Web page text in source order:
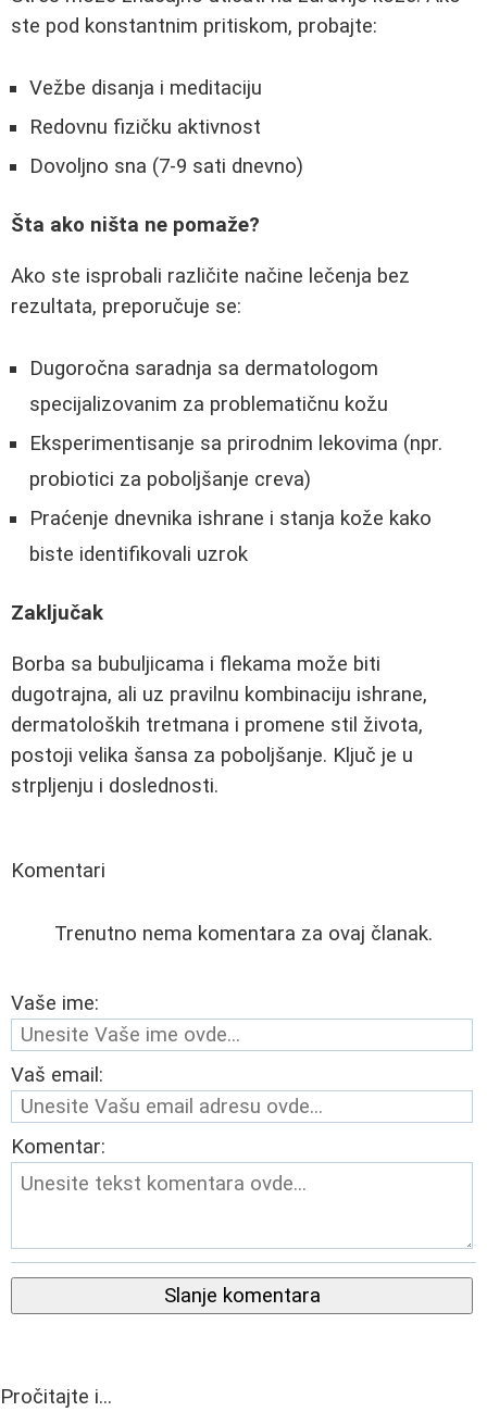
ste pod konstantnim pritiskom, probajte:
Vežbe disanja i meditaciju
Redovnu fizičku aktivnost
Dovoljno sna (7-9 sati dnevno)
Šta ako ništa ne pomaže?
Ako ste isprobali različite načine lečenja bez
rezultata, preporučuje se:
Dugoročna saradnja sa dermatologom
specijalizovanim za problematičnu kožu
Eksperimentisanje sa prirodnim lekovima (npr.
probiotici za poboljšanje creva)
Praćenje dnevnika ishrane i stanja kože kako
biste identifikovali uzrok
Zaključak
Borba sa bubuljicama i flekama može biti
dugotrajna, ali uz pravilnu kombinaciju ishrane,
dermatoloških tretmana i promene stil života,
postoji velika šansa za poboljšanje. Ključ je u
strpljenju i doslednosti.
Komentari
Trenutno nema komentara za ovaj članak.
Vaše ime:
Vaš email:
Komentar:
Slanje komentara
Pročitajte i...